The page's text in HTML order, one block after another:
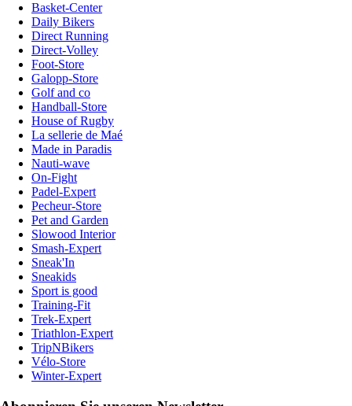
Basket-Center
Daily Bikers
Direct Running
Direct-Volley
Foot-Store
Galopp-Store
Golf and co
Handball-Store
House of Rugby
La sellerie de Maé
Made in Paradis
Nauti-wave
On-Fight
Padel-Expert
Pecheur-Store
Pet and Garden
Slowood Interior
Smash-Expert
Sneak'In
Sneakids
Sport is good
Training-Fit
Trek-Expert
Triathlon-Expert
TripNBikers
Vélo-Store
Winter-Expert